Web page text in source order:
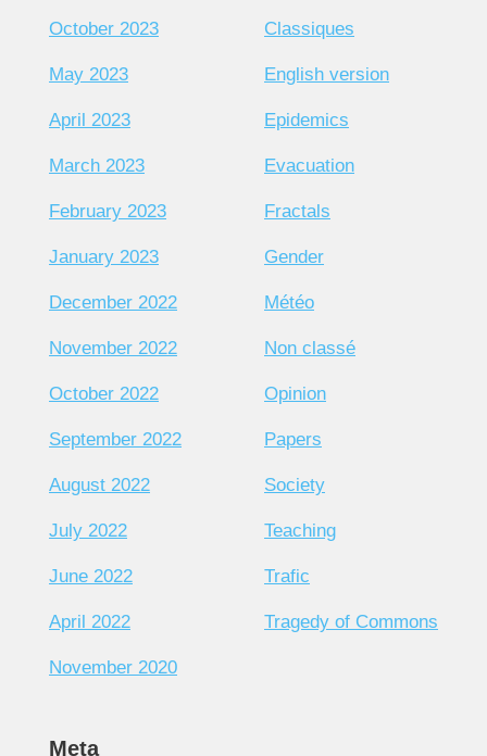
October 2023
May 2023
April 2023
March 2023
February 2023
January 2023
December 2022
November 2022
October 2022
September 2022
August 2022
July 2022
June 2022
April 2022
November 2020
Classiques
English version
Epidemics
Evacuation
Fractals
Gender
Météo
Non classé
Opinion
Papers
Society
Teaching
Trafic
Tragedy of Commons
Meta